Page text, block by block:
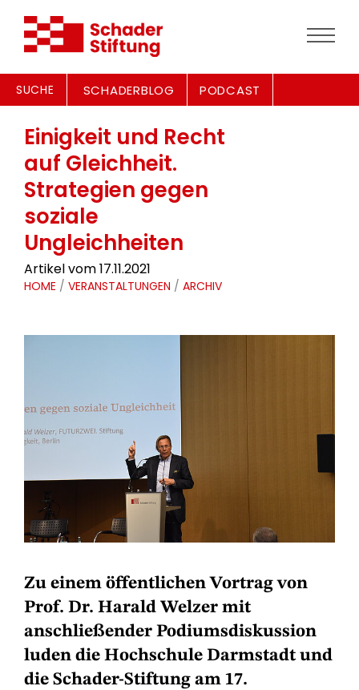
SUCHE SCHADERBLOG PODCAST
Einigkeit und Recht
auf Gleichheit.
Strategien gegen
soziale
Ungleichheiten
Artikel vom 17.11.2021
HOME / VERANSTALTUNGEN / ARCHIV
Zu einem öffentlichen Vortrag von
Prof. Dr. Harald Welzer mit
anschließender Podiumsdiskussion
luden die Hochschule Darmstadt und
die Schader-Stiftung am 17.